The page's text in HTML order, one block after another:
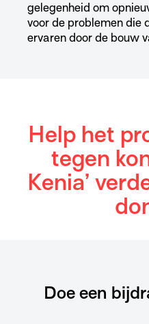
gelegenheid om
voor de problemen die
ervaren door de bouw
Help het
tegen
Kenia’
Doe een